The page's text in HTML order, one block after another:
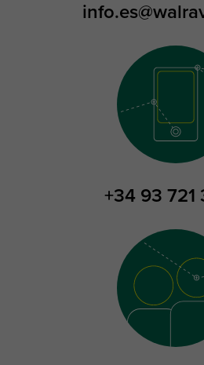
+34 93 721